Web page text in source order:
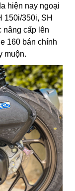
hiện nay ngoại
150i/350i, SH
nâng cấp lên
160 bán chính
muộn.